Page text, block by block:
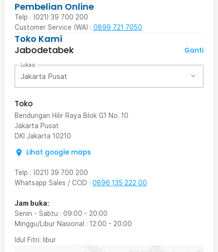
Pembelian Online
Telp : (021) 39 700 200
Customer Service (WA) : 0899 721 7050
Toko Kami
Jabodetabek
Ganti
Lokasi
Jakarta Pusat
Toko
Bendungan Hilir Raya Blok G1 No. 10
Jakarta Pusat
DKI Jakarta 10210
Lihat google maps
Telp : (021) 39 700 200
Whatsapp Sales / COD : 0896 135 222 00
Jam buka:
Senin - Sabtu : 09:00 - 20:00
Minggu/Libur Nasional : 12:00 - 20:00
Idul Fitri: libur